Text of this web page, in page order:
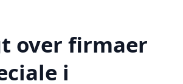
over firmaer
i